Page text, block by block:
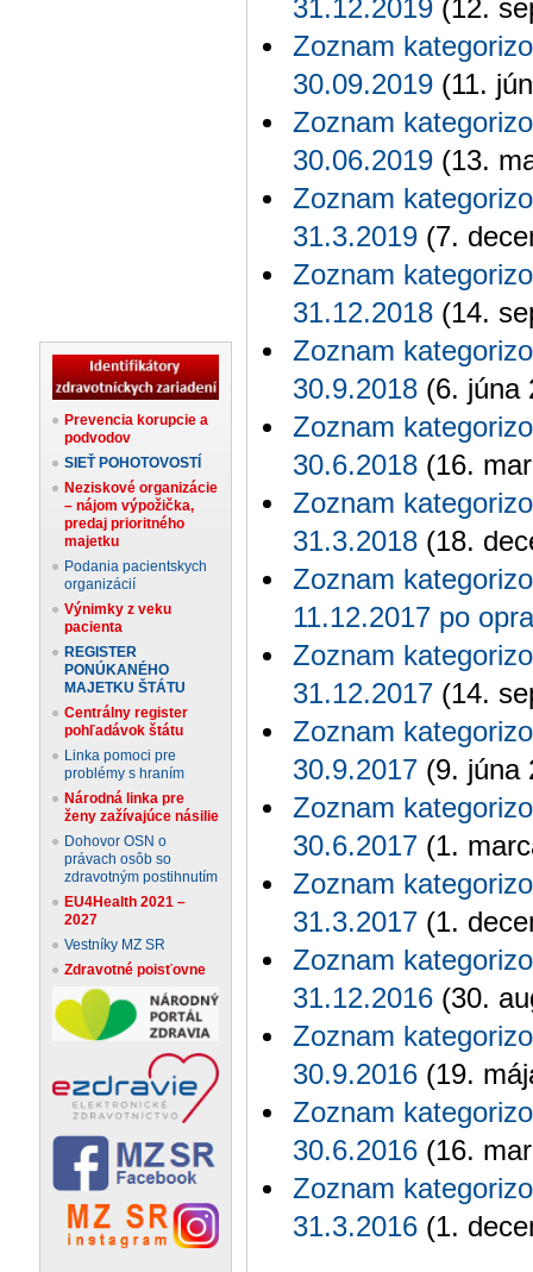
Prevencia korupcie a
podvodov
SIEŤ POHOTOVOSTÍ
Neziskové organizácie
– nájom výpožička,
predaj prioritného
majetku
Podania pacientskych
organizácií
Výnimky z veku
pacienta
REGISTER
PONÚKANÉHO
MAJETKU ŠTÁTU
Centrálny register
pohľadávok štátu
Linka pomoci pre
problémy s hraním
Národná linka pre
ženy zažívajúce násilie
Dohovor OSN o
právach osôb so
zdravotným postihnutím
EU4Health 2021 –
2027
Vestníky MZ SR
Zdravotné poisťovne
31.12.2019(12.
Zoznam
30.09.2019(11.
Zoznam
30.06.2019(13.
Zoznam
31.3.2019(7.
Zoznam
31.12.2018(14.
Zoznam
30.9.2018(6. júna
Zoznam
30.6.2018(16.
Zoznam
31.3.2018(18.
Zoznam
11.12.2017 po
Zoznam
31.12.2017(14.
Zoznam
30.9.2017(9. júna
Zoznam
30.6.2017(1.
Zoznam
31.3.2017(1.
Zoznam
31.12.2016(30.
Zoznam
30.9.2016(19.
Zoznam
30.6.2016(16.
Zoznam
31.3.2016(1.